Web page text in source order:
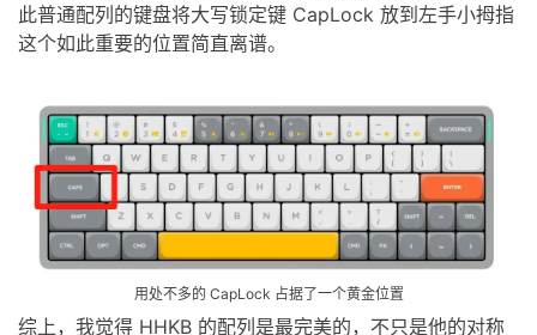
此普通配列的键盘将大写锁定键 CapLock 放到左手小拇指
这个如此重要的位置简直离谱。
综上，我觉得 HHKB 的配列是最完美的，不只是他的对称